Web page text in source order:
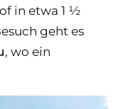
in etwa 1 ½
geht es
, wo ein